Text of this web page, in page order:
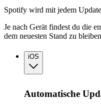
Spotify wird mit jedem Update
Je nach Gerät findest du die
dem neuesten Stand zu
iOS
Automatische